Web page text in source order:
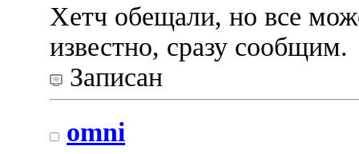
Хетч обещали, но все
известно, сразу сообщим.
Записан
omni